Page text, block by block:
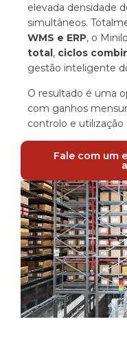
elevada densidade
simultâneos.
WMS e ERP, o
total, ciclos
gestão inteligente
O resultado é uma
com ganhos
controlo e utilização
Fale com um